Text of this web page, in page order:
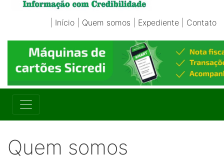
Início Quem somos Expediente Contato
Quem somos